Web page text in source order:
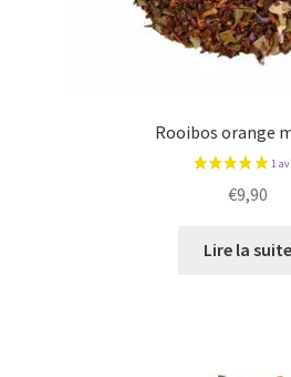
Rooibos orange
€9,90
Lire la suite